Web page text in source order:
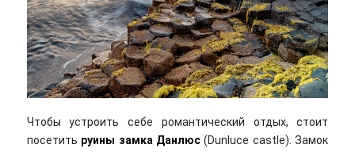
Чтобы устроить себе романтический отдых, стоит
посетить руины замка Данлюс (Dunluce castle). Замок